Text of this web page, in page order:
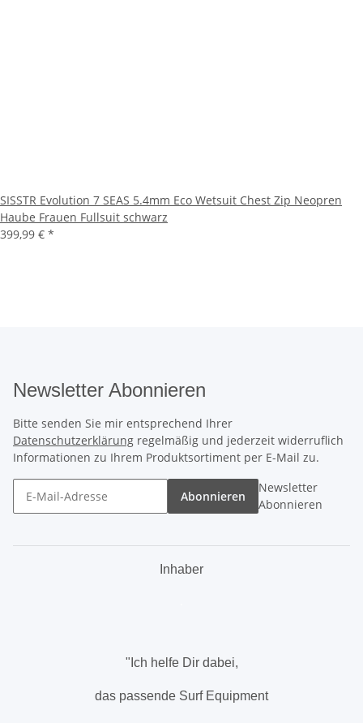
SISSTR Evolution 7 SEAS 5.4mm Eco Wetsuit Chest Zip Neopren
Haube Frauen Fullsuit schwarz
399,99 € *
Newsletter Abonnieren
Bitte senden Sie mir entsprechend Ihrer
Datenschutzerklärung regelmäßig und jederzeit widerruflich
Informationen zu Ihrem Produktsortiment per E-Mail zu.
Abonnieren
Newsletter
Abonnieren
Inhaber
"Ich helfe Dir dabei,
das passende Surf Equipment